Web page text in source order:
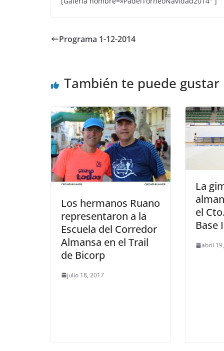
Programa 1-12-2014
También te puede gustar
Los hermanos Ruano
representaron a la
Escuela del Corredor
Almansa en el Trail
de Bicorp
julio 18, 2017
La
el
Base
abril